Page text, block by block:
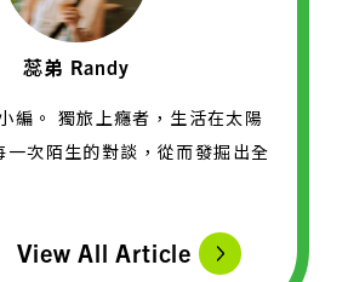
蕊弟 Randy
編。 獨旅上癮者，生活在太陽
一次陌生的對談，從而發掘出全
View All Article